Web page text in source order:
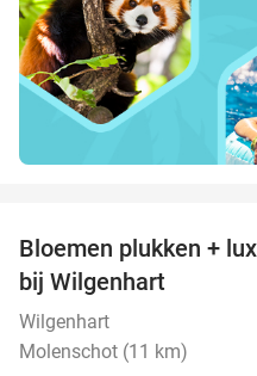
Bloemen plukken +
bij Wilgenhart
Wilgenhart
Molenschot (11 km)